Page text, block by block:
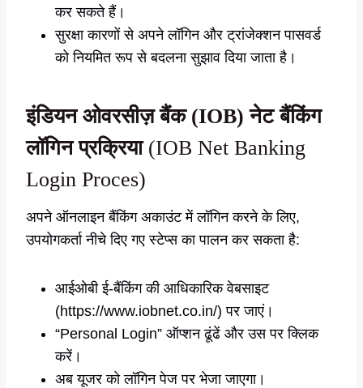
कर सकते हैं।
सुरक्षा कारणों से अपने लॉगिन और ट्रांजेक्शन पासवर्ड
को नियमित रूप से बदलना सुझाव दिया जाता है।
इंडियन ओवरसीज़ बैंक (IOB) नेट बैंकिंग
लॉगिन प्रक्रिया(IOB Net Banking
Login Proces)
अपने ऑनलाइन बैंकिंग अकाउंट में लॉगिन करने के लिए,
उपयोगकर्ता नीचे दिए गए स्टेप्स का पालन कर सकता है:
आईओबी ई-बैंकिंग की आधिकारिक वेबसाइट
(https://www.iobnet.co.in/) पर जाएं।
“Personal Login” ऑप्शन ढूंढें और उस पर क्लिक
करें।
अब यूजर को लॉगिन पेज पर भेजा जाएगा।